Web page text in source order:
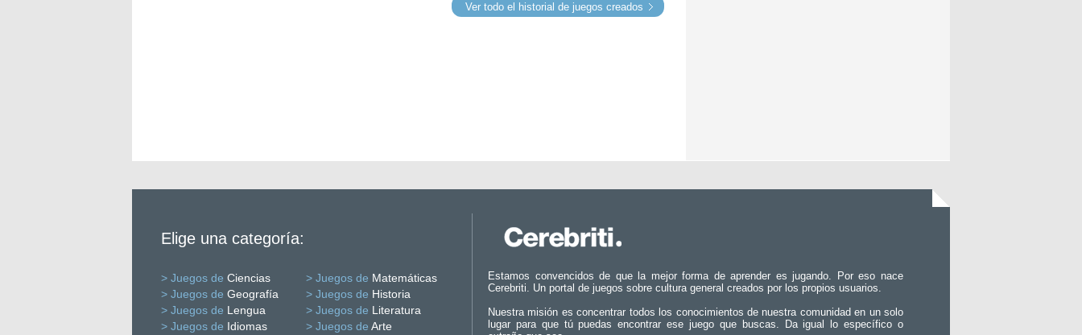
Ver todo el historial de juegos creados
Elige una categoría:
> Juegos de Ciencias > Juegos de Matemáticas
> Juegos de Geografía > Juegos de Historia
> Juegos de Lengua > Juegos de Literatura
> Juegos de Idiomas > Juegos de Arte
Estamos convencidos de que la mejor forma de aprender es jugando. Por eso nace
Cerebriti. Un portal de juegos sobre cultura general creados por los propios usuarios.
Nuestra misión es concentrar todos los conocimientos de nuestra comunidad en un solo
lugar para que tú puedas encontrar ese juego que buscas. Da igual lo específico o